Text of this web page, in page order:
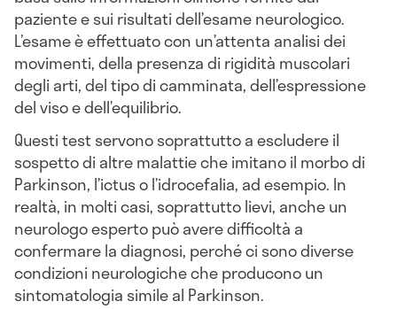
paziente e sui risultati dell’esame neurologico.
L’esame è effettuato con un’attenta analisi dei
movimenti, della presenza di rigidità muscolari
degli arti, del tipo di camminata, dell’espressione
del viso e dell’equilibrio.
Questi test servono soprattutto a escludere il
sospetto di altre malattie che imitano il morbo di
Parkinson, l’ictus o l’idrocefalia, ad esempio. In
realtà, in molti casi, soprattutto lievi, anche un
neurologo esperto può avere difficoltà a
confermare la diagnosi, perché ci sono diverse
condizioni neurologiche che producono un
sintomatologia simile al Parkinson.